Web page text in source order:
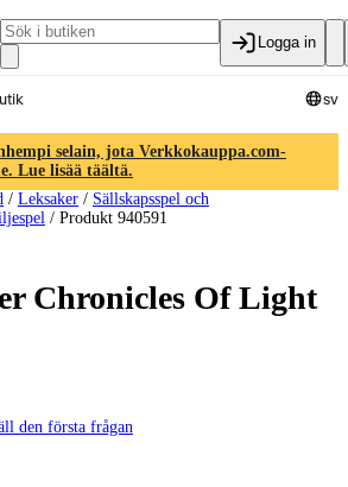
Logga in
sv
selain, jota Verkkokauppa.com-
Lue lisää täältä.
/ Leksaker / Sällskapsspel och
/ Produkt 940591
Chronicles Of Light
den första frågan
videor